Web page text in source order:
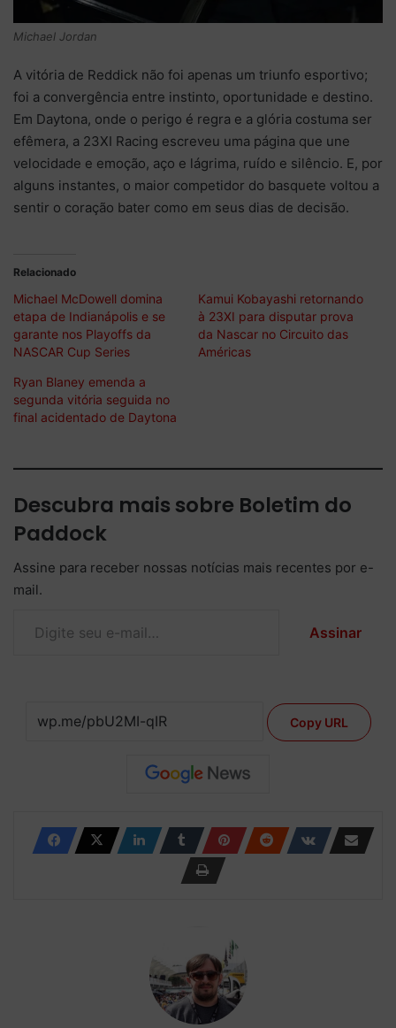
Michael Jordan
A vitória de Reddick não foi apenas um triunfo esportivo;
foi a convergência entre instinto, oportunidade e destino.
Em Daytona, onde o perigo é regra e a glória costuma ser
efêmera, a 23XI Racing escreveu uma página que une
velocidade e emoção, aço e lágrima, ruído e silêncio. E, por
alguns instantes, o maior competidor do basquete voltou a
sentir o coração bater como em seus dias de decisão.
Relacionado
Michael McDowell domina
etapa de Indianápolis e se
garante nos Playoffs da
NASCAR Cup Series
Kamui Kobayashi retornando
à 23XI para disputar prova
da Nascar no Circuito das
Américas
Ryan Blaney emenda a
segunda vitória seguida no
final acidentado de Daytona
Descubra mais sobre Boletim do
Paddock
Assine para receber nossas notícias mais recentes por e-
mail.
Assinar
Copy URL